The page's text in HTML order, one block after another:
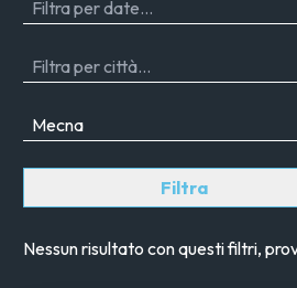
Filtra
Nessun risultato con questi filtri,